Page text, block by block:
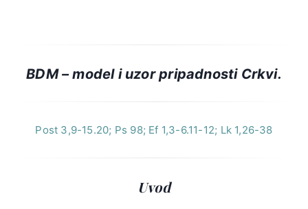
BDM – model i uzor pripadnosti Crkvi.
Post 3,9-15.20; Ps 98; Ef 1,3-6.11-12; Lk 1,26-38
Uvod